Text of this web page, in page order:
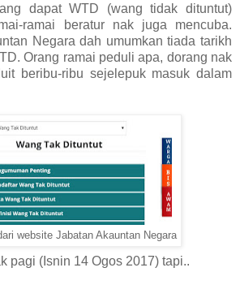
dapat WTD (wang tidak dituntut)
ramai beratur nak juga mencuba.
Negara dah umumkan tiada tarikh
Orang ramai peduli apa, dorang nak
beribu-ribu sejelepuk masuk dalam
website Jabatan Akauntan Negara
pagi (Isnin 14 Ogos 2017) tapi..